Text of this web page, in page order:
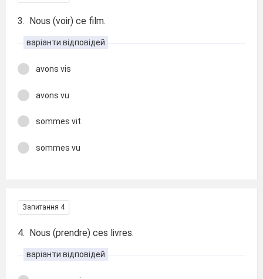
3. Nous (voir) ce film.
варіанти відповідей
avons vis
avons vu
sommes vit
sommes vu
Запитання 4
4. Nous (prendre) ces livres.
варіанти відповідей